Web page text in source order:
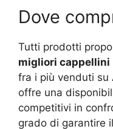
Dove
Tutti prodotti
migliori cappellini
fra i più venduti su
offre una
competitivi in
grado di garantire